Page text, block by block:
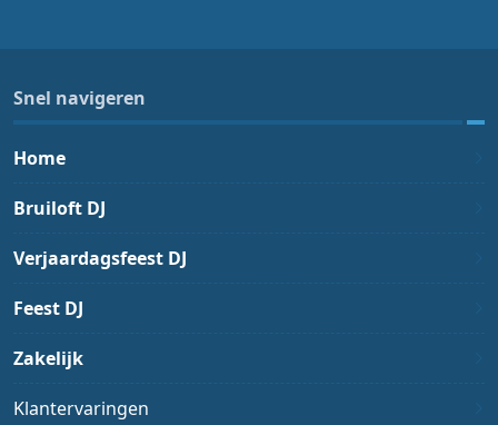
Snel navigeren
Home
Bruiloft DJ
Verjaardagsfeest DJ
Feest DJ
Zakelijk
Klantervaringen